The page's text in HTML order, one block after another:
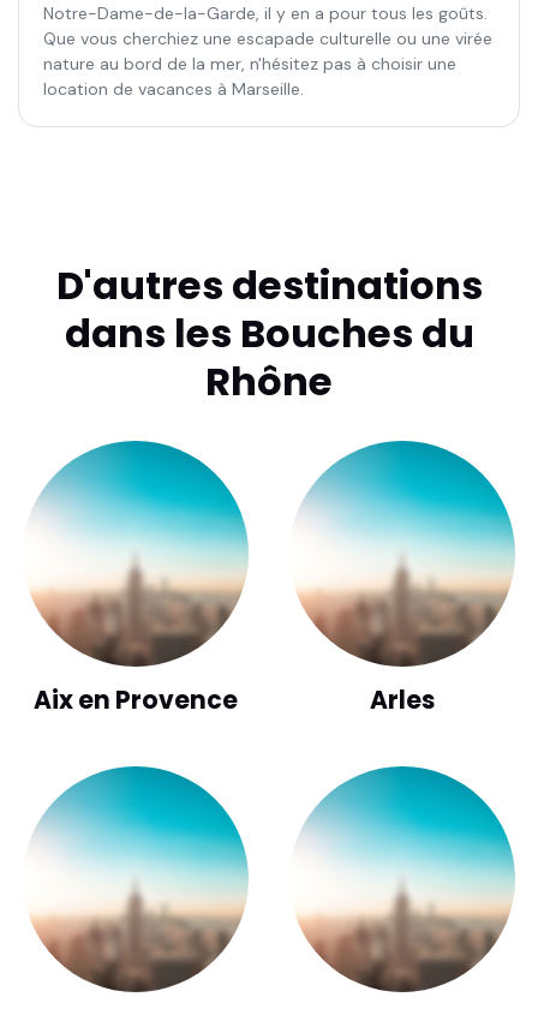
Notre-Dame-de-la-Garde, il y en a pour tous les goûts.
Que vous cherchiez une escapade culturelle ou une virée
nature au bord de la mer, n'hésitez pas à choisir une
location de vacances à Marseille.
D'autres destinations
dans les Bouches du
Rhône
Aix en Provence Arles